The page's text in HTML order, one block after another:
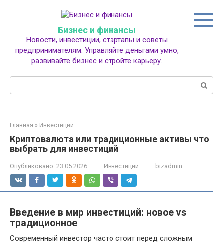
Бизнес и финансы
Новости, инвестиции, стартапы и советы
предпринимателям. Управляйте деньгами умно,
развивайте бизнес и стройте карьеру.
Главная » Инвестиции
Криптовалюта или традиционные активы что
выбрать для инвестиций
Опубликовано: 23.05.2026 Инвестиции bizadmin
Введение в мир инвестиций: новое vs
традиционное
Современный инвестор часто стоит перед сложным